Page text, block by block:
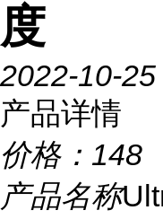
度
2022-10-25
产品详情
价格： 148
产品名称